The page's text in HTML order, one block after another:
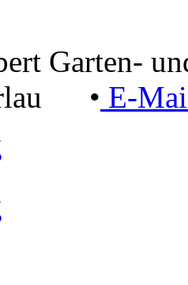
Garten-
• E-